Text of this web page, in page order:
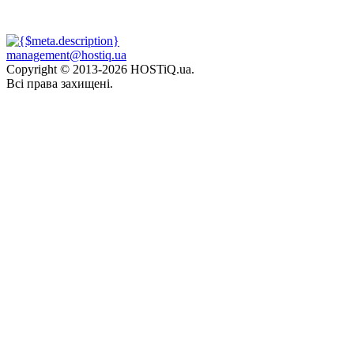
management@hostiq.ua
Copyright © 2013-2026 HOSTiQ.ua.
Всі права захищені.